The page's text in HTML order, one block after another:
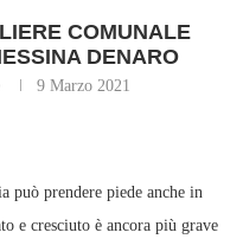
COMUNALE
DENARO
9 Marzo 2021
può prendere piede anche in
e cresciuto è ancora più grave